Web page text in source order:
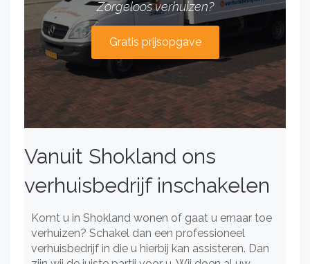
Zorgeloos verhuizen?
Gratis prijsopgave
Vanuit Shokland ons
verhuisbedrijf inschakelen
Komt u in Shokland wonen of gaat u ernaar toe
verhuizen? Schakel dan een professioneel
verhuisbedrijf in die u hierbij kan assisteren. Dan